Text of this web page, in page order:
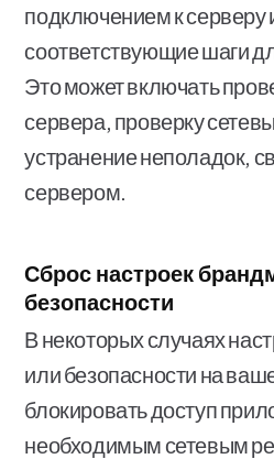
подключением к серверу
соответствующие шаги
Это может включать
сервера, проверку
устранение неполадок,
сервером.
Сброс настроек
безопасности
В некоторых случаях
или безопасности на
блокировать доступ
необходимым сетевым